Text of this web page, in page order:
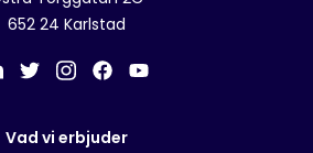
652 24 Karlstad
Vad vi erbjuder